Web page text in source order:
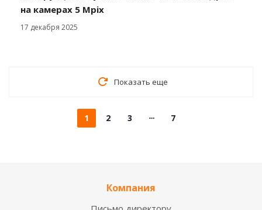
на камерах 5 Mpix
17 декабря 2025
Показать еще
1 2 3 7
Компания